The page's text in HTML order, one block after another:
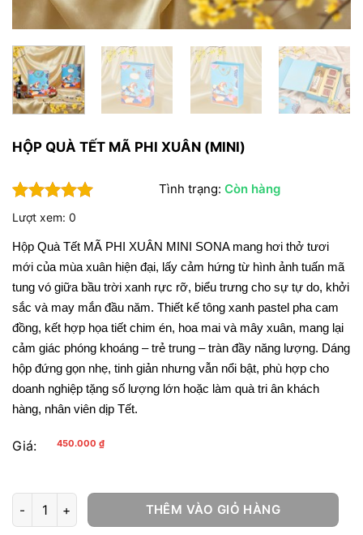
HỘP QUÀ TẾT MÃ PHI XUÂN (MINI)
5trên 5
dựa trên
1
đánh giá
Tình trạng:Còn hàng
Lượt xem: 0
Hộp Quà Tết MÃ PHI XUÂN MINI SONA mang hơi thở tươi
mới của mùa xuân hiện đại, lấy cảm hứng từ hình ảnh tuấn mã
tung vó giữa bầu trời xanh rực rỡ, biểu trưng cho sự tự do, khởi
sắc và may mắn đầu năm. Thiết kế tông xanh pastel pha cam
đồng, kết hợp họa tiết chim én, hoa mai và mây xuân, mang lại
cảm giác phóng khoáng – trẻ trung – tràn đầy năng lượng. Dáng
hộp đứng gọn nhẹ, tinh giản nhưng vẫn nổi bật, phù hợp cho
doanh nghiệp tặng số lượng lớn hoặc làm quà tri ân khách
hàng, nhân viên dịp Tết.
Giá: 450.000 ₫
Hộp Quà Tết Mã Phi Xuân (Mini) số lượng
THÊM VÀO GIỎ HÀNG